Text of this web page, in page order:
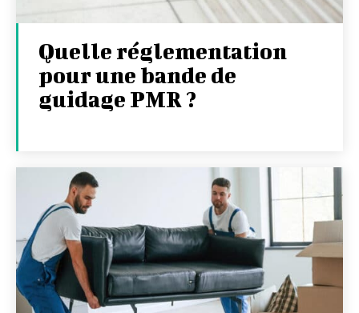
Quelle réglementation
pour une bande de
guidage PMR ?